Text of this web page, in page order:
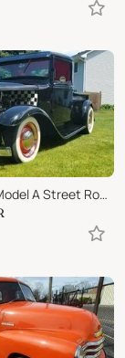
1933 Ford Model A Street Rod Pickup Truck